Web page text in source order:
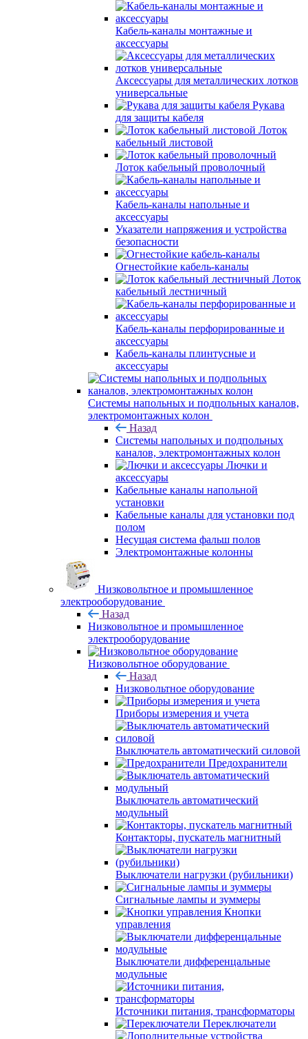
Кабель-каналы монтажные и
аксессуары
Аксессуары для металлических лотков
универсальные
Рукава
для защиты кабеля
Лоток
кабельный листовой
Лоток кабельный проволочный
Кабель-каналы напольные и
аксессуары
Указатели напряжения и устройства
безопасности
Огнестойкие кабель-каналы
Лоток
кабельный лестничный
Кабель-каналы перфорированные и
аксессуары
Кабель-каналы плинтусные и
аксессуары
Системы напольных и подпольных каналов,
электромонтажных колон
Назад
Системы напольных и подпольных
каналов, электромонтажных колон
Лючки и
аксессуары
Кабельные каналы напольной
установки
Кабельные каналы для установки под
полом
Несущая система фальш полов
Электромонтажные колонны
Низковольтное и промышленное
электрооборудование
Назад
Низковольтное и промышленное
электрооборудование
Низковольтное оборудование
Назад
Низковольтное оборудование
Приборы измерения и учета
Выключатель автоматический силовой
Предохранители
Выключатель автоматический
модульный
Контакторы, пускатель магнитный
Выключатели нагрузки (рубильники)
Сигнальные лампы и зуммеры
Кнопки
управления
Выключатели дифференцальные
модульные
Источники питания, трансформаторы
Переключатели